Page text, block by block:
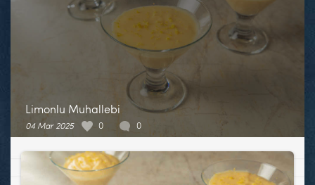
Limonlu Muhallebi
04 Mar 2025 0 0